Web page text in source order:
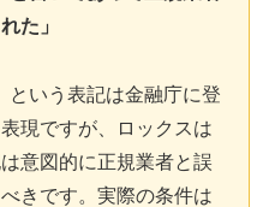
た」
という表記は金融庁に登
現ですが、ロックスは
意図的に正規業者と誤
きです。実際の条件は